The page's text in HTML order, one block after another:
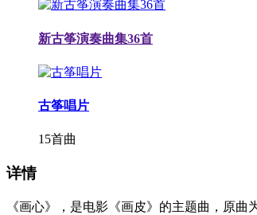
新古筝演奏曲集36首
古筝唱片
15首曲
详情
《画心》，是电影《画皮》的主题曲，原